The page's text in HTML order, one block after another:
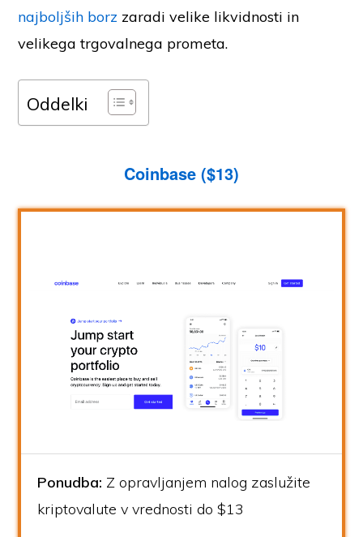
najboljših borz zaradi velike likvidnosti in
velikega trgovalnega prometa.
Oddelki
Coinbase ($13)
Ponudba: Z opravljanjem nalog zaslužite
kriptovalute v vrednosti do $13